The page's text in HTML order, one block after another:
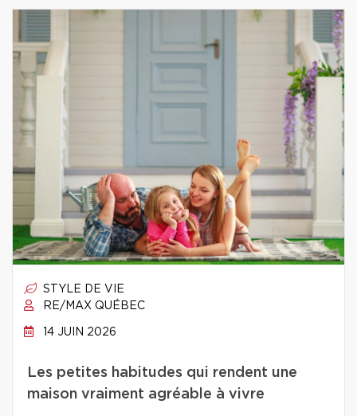
STYLE DE VIE
RE/MAX QUÉBEC
14 JUIN 2026
Les petites habitudes qui rendent une
maison vraiment agréable à vivre